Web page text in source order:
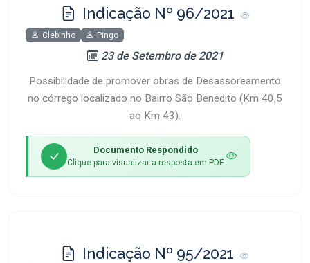
Indicação Nº 96/2021
Clebinho Pingo
23 de Setembro de 2021
Possibilidade de promover obras de Desassoreamento
no córrego localizado no Bairro São Benedito (Km 40,5
ao Km 43).
Documento Respondido
Clique para visualizar a resposta em PDF
Indicação Nº 95/2021